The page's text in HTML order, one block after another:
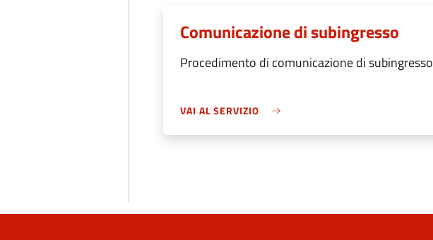
Comunicazione di subingresso
Procedimento di comunicazione di subingresso
VAI AL SERVIZIO